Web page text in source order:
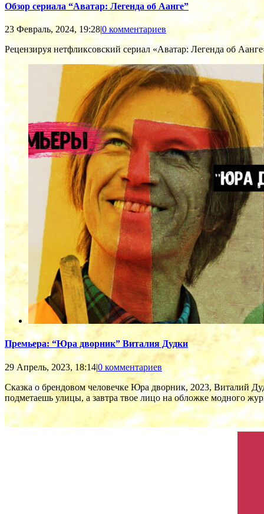
Обзор сериала “Аватар: Легенда об Аанге”
23 Февраль, 2024, 19:28|0 комментариев
Рецензируя нетфликсовский сериал «Аватар: Легенда об
Премьера: “Юра дворник” Виталия Дудки
29 Апрель, 2023, 18:14|0 комментариев
Сказка о брендовом человечке Юра дворник, 2023, Виталий
подметаешь улицы, а завтра твое лицо на обложке модного